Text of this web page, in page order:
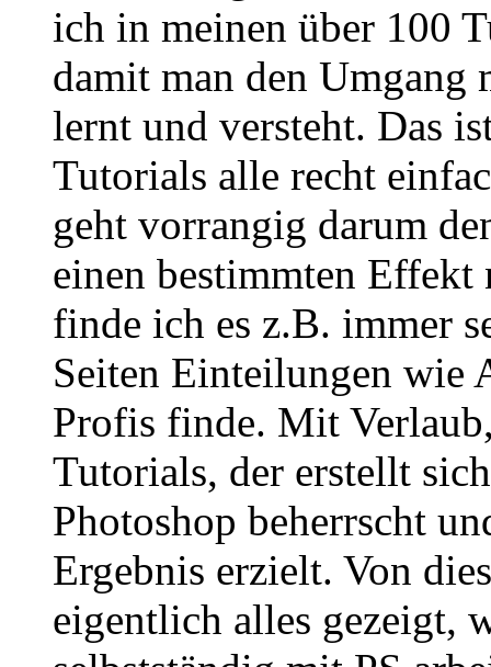
ich in meinen über 100
damit man den Umgang
lernt und versteht. Das
Tutorials alle recht
geht vorrangig darum
einen bestimmten Effekt
finde ich es z.B. immer
Seiten Einteilungen wie
Profis finde. Mit
Tutorials, der erstellt
Photoshop beherrscht
Ergebnis erzielt. Von
eigentlich alles gezeigt,